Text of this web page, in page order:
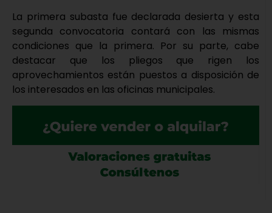
La primera subasta fue declarada desierta y esta
segunda convocatoria contará con las mismas
condiciones que la primera. Por su parte, cabe
destacar que los pliegos que rigen los
aprovechamientos están puestos a disposición de
los interesados en las oficinas municipales.